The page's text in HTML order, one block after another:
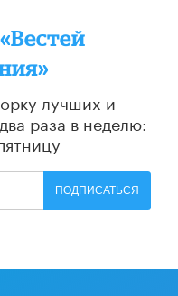
лучших и
два раза в неделю:
ПОДПИСАТЬСЯ